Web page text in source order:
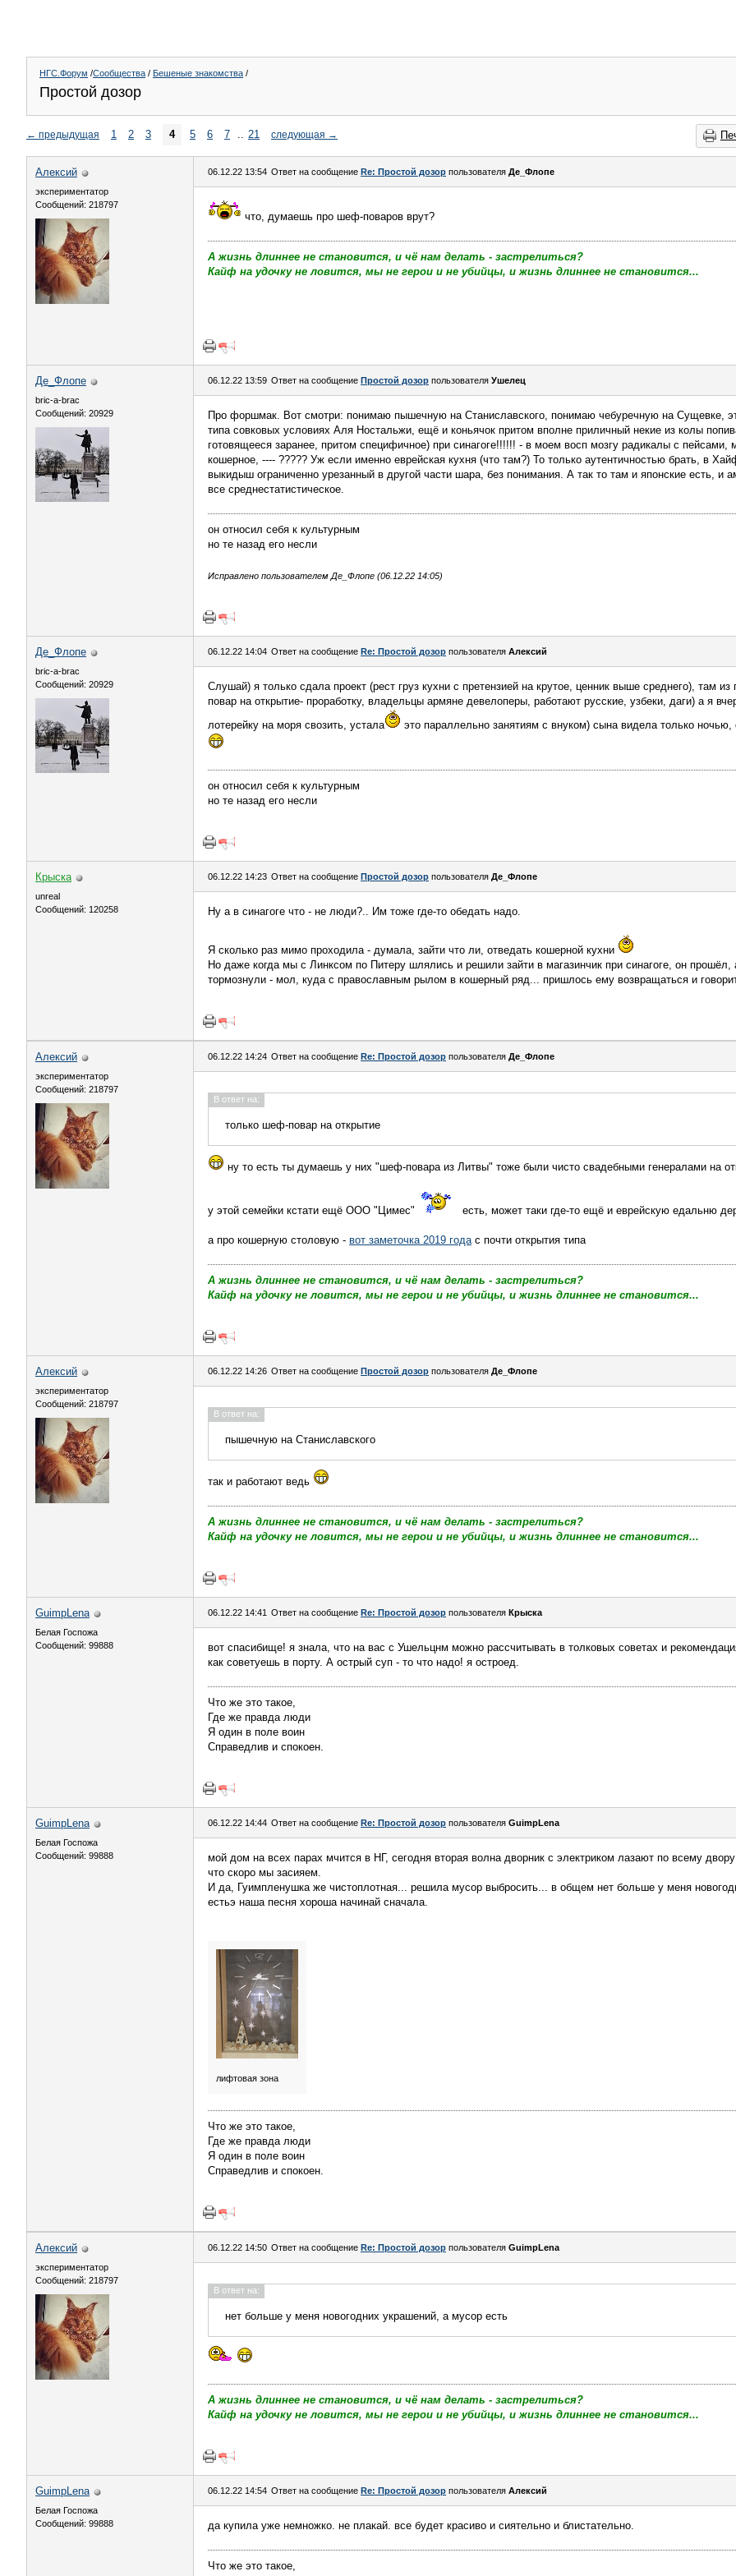
НГС.Форум /Сообщества / Бешеные знакомства /
Простой дозор
← предыдущая 1 2 3 4 5 6 7 .. 21 следующая →
Алексий
экспериментатор
Сообщений: 218797
06.12.22 13:54 Ответ на сообщение Re: Простой дозор пользователя Де_Флопе
что, думаешь про шеф-поваров врут?
А жизнь длиннее не становится, и чё нам делать - застрелиться?
Кайф на удочку не ловится, мы не герои и не убийцы, и жизнь длиннее не становится...
Де_Флопе
bric-a-brac
Сообщений: 20929
06.12.22 13:59 Ответ на сообщение Простой дозор пользователя Ушелец
Про форшмак. Вот смотри: понимаю пышечную на Станиславского, понимаю чебуречную на Сущевке,
типа совковых условиях Аля Ностальжи, ещё и коньячок притом вполне приличный некие из колы
готовящееся заранее, притом специфичное) при синагоге!!!!!! - в моем восп мозгу радикалы с пейсами,
кошерное, ---- ????? Уж если именно еврейская кухня (что там?) То только аутентичностью брать, в
выкидыш ограниченно урезанный в другой части шара, без понимания. А так то там и японские есть, и
все среднестатистическое.
он относил себя к культурным
но те назад его несли
Исправлено пользователем Де_Флопе (06.12.22 14:05)
Де_Флопе
bric-a-brac
Сообщений: 20929
06.12.22 14:04 Ответ на сообщение Re: Простой дозор пользователя Алексий
Слушай) я только сдала проект (рест груз кухни с претензией на крутое, ценник выше среднего), там из
повар на открытие- проработку, владельцы армяне девелоперы, работают русские, узбеки, даги) а я
лотерейку на моря свозить, устала
это параллельно занятиям с внуком) сына видела только ночью,
он относил себя к культурным
но те назад его несли
Крыска
unreal
Сообщений: 120258
06.12.22 14:23 Ответ на сообщение Простой дозор пользователя Де_Флопе
Ну а в синагоге что - не люди?.. Им тоже где-то обедать надо.
Я сколько раз мимо проходила - думала, зайти что ли, отведать кошерной кухни
Но даже когда мы с Линксом по Питеру шлялись и решили зайти в магазинчик при синагоге, он прошёл,
тормознули - мол, куда с православным рылом в кошерный ряд... пришлось ему возвращаться и
Алексий
экспериментатор
Сообщений: 218797
06.12.22 14:24 Ответ на сообщение Re: Простой дозор пользователя Де_Флопе
В ответ на:
только шеф-повар на открытие
ну то есть ты думаешь у них "шеф-повара из Литвы" тоже были чисто свадебными генералами на
у этой семейки кстати ещё ООО "Цимес" есть, может таки где-то ещё и еврейскую едальню
а про кошерную столовую - вот заметочка 2019 годас почти открытия типа
А жизнь длиннее не становится, и чё нам делать - застрелиться?
Кайф на удочку не ловится, мы не герои и не убийцы, и жизнь длиннее не становится...
Алексий
экспериментатор
Сообщений: 218797
06.12.22 14:26 Ответ на сообщение Простой дозор пользователя Де_Флопе
В ответ на:
пышечную на Станиславского
так и работают ведь
А жизнь длиннее не становится, и чё нам делать - застрелиться?
Кайф на удочку не ловится, мы не герои и не убийцы, и жизнь длиннее не становится...
GuimpLena
Белая Госпожа
Сообщений: 99888
06.12.22 14:41 Ответ на сообщение Re: Простой дозор пользователя Крыска
вот спасибище! я знала, что на вас с Ушельцнм можно рассчитывать в толковых советах и
как советуешь в порту. А острый суп - то что надо! я остроед.
Что же это такое,
Где же правда люди
Я один в поле воин
Справедлив и спокоен.
GuimpLena
Белая Госпожа
Сообщений: 99888
06.12.22 14:44 Ответ на сообщение Re: Простой дозор пользователя GuimpLena
мой дом на всех парах мчится в НГ, сегодня вторая волна дворник с электриком лазают по всему
что скоро мы засияем.
И да, Гуимпленушка же чистоплотная... решила мусор выбросить... в общем нет больше у меня
естьэ наша песня хороша начинай сначала.
лифтовая зона
Что же это такое,
Где же правда люди
Я один в поле воин
Справедлив и спокоен.
Алексий
экспериментатор
Сообщений: 218797
06.12.22 14:50 Ответ на сообщение Re: Простой дозор пользователя GuimpLena
В ответ на:
нет больше у меня новогодних украшений, а мусор есть
А жизнь длиннее не становится, и чё нам делать - застрелиться?
Кайф на удочку не ловится, мы не герои и не убийцы, и жизнь длиннее не становится...
GuimpLena
Белая Госпожа
Сообщений: 99888
06.12.22 14:54 Ответ на сообщение Re: Простой дозор пользователя Алексий
да купила уже немножко. не плакай. все будет красиво и сиятельно и блистательно.
Что же это такое,